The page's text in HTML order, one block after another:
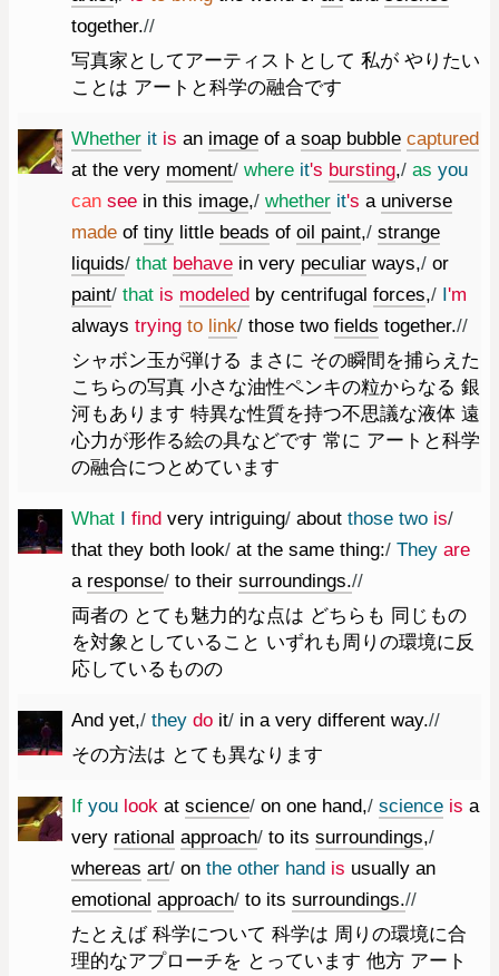
together.//
写真家としてアーティストとして 私が やりたい
ことは アートと科学の融合です
Whether it is an image of a soap bubble captured
at the very moment/ where it's bursting,/ as you
can see in this image,/ whether it's a universe
made of tiny little beads of oil paint,/ strange
liquids/ that behave in very peculiar ways,/ or
paint/ that is modeled by centrifugal forces,/ I'm
always trying to link/ those two fields together.//
シャボン玉が弾ける まさに その瞬間を捕らえた
こちらの写真 小さな油性ペンキの粒からなる 銀
河もあります 特異な性質を持つ不思議な液体 遠
心力が形作る絵の具などです 常に アートと科学
の融合につとめています
What I find very intriguing/ about those two is/
that they both look/ at the same thing:/ They are
a response/ to their surroundings.//
両者の とても魅力的な点は どちらも 同じもの
を対象としていること いずれも周りの環境に反
応しているものの
And yet,/ they do it/ in a very different way.//
その方法は とても異なります
If you look at science/ on one hand,/ science is a
very rational approach/ to its surroundings,/
whereas art/ on the other hand is usually an
emotional approach/ to its surroundings.//
たとえば 科学について 科学は 周りの環境に合
理的なアプローチを とっています 他方 アート